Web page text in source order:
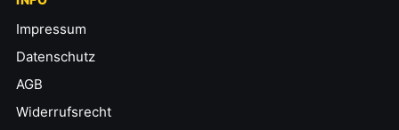
Impressum
Datenschutz
AGB
Widerrufsrecht